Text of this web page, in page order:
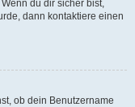
du dir sicher bist,
dann kontaktiere einen
ob dein Benutzername